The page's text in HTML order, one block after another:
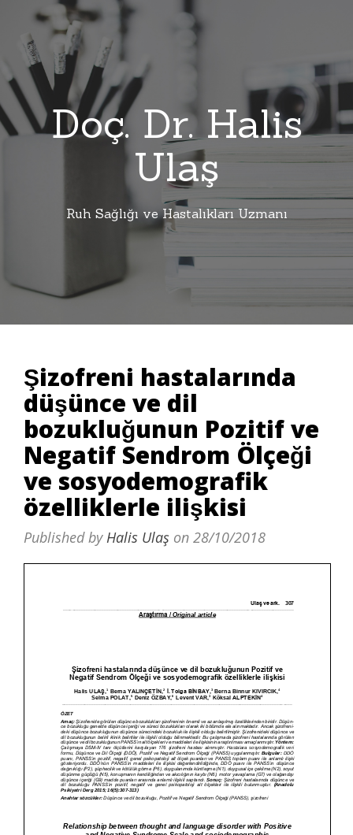
Doç. Dr. Halis
Ulaş
Ruh Sağlığı ve Hastalıkları Uzmanı
Şizofreni hastalarında
düşünce ve dil
bozukluğunun Pozitif ve
Negatif Sendrom Ölçeği
ve sosyodemografik
özelliklerle ilişkisi
Published by Halis Ulaş on 28/10/2018